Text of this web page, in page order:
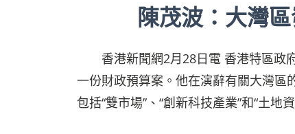
陳茂波：大灣
香港新聞網2月28日電 香港特區政
一份財政預算案。他在演辭有關大灣區
包括“雙市場”、“創新科技產業”和“土地資